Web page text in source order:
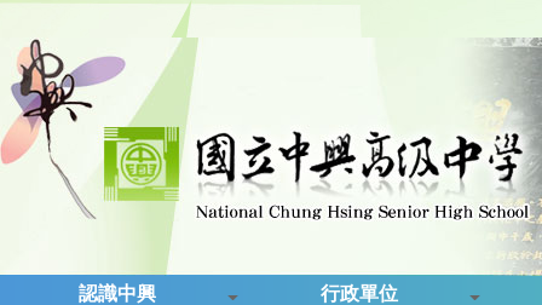
認識中興 行政單位